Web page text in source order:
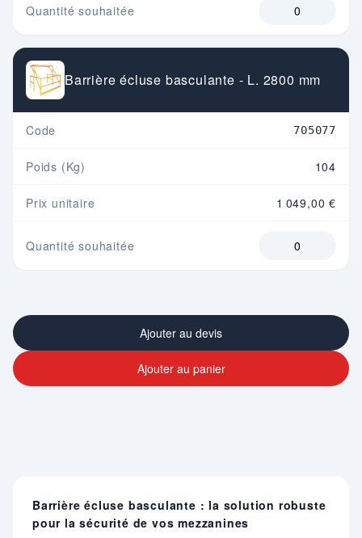
Quantité souhaitée
Barrière écluse basculante - L. 2800 mm
Code 705077
Poids (Kg) 104
Prix unitaire 1 049,00 €
Quantité souhaitée
Ajouter au devis
Ajouter au panier
Barrière écluse basculante : la solution robuste
pour la sécurité de vos mezzanines